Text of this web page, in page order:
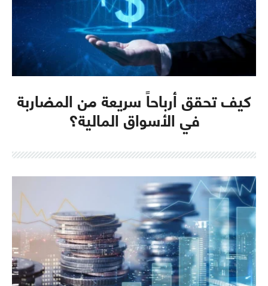
كيف تحقق أرباحاً سريعة من المضاربة
في الأسواق المالية؟